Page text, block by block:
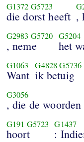
G1372 G5723
die dorst heeft ,
G2983 G5720
, neme
G5204
het
G1063
Want
G4828G5736
ik betuig
G3056
, die de woorden
G191 G5723
hoort
G1437
: